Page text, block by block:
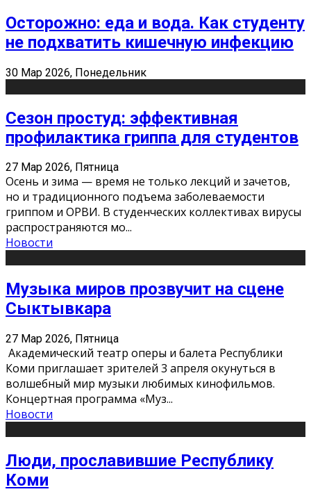
Осторожно: еда и вода. Как студенту
не подхватить кишечную инфекцию
30 Мар 2026, Понедельник
Сезон простуд: эффективная
профилактика гриппа для студентов
27 Мар 2026, Пятница
Осень и зима — время не только лекций и зачетов,
но и традиционного подъема заболеваемости
гриппом и ОРВИ. В студенческих коллективах вирусы
распространяются мо...
Новости
Музыка миров прозвучит на сцене
Сыктывкара
27 Мар 2026, Пятница
Академический театр оперы и балета Республики
Коми приглашает зрителей 3 апреля окунуться в
волшебный мир музыки любимых кинофильмов.
Концертная программа «Муз...
Новости
Люди, прославившие Республику
Коми